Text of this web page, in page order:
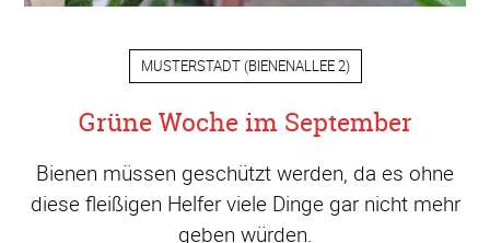
MUSTERSTADT(BIENENALLEE 2)
Grüne Woche im September
Bienen müssen geschützt werden, da es ohne
diese fleißigen Helfer viele Dinge gar nicht mehr
geben würden.